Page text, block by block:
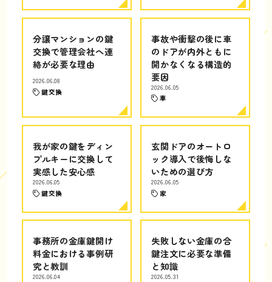
分譲マンションの鍵
交換で管理会社へ連
絡が必要な理由
2026.06.08
鍵交換
事故や衝撃の後に車
のドアが内外ともに
開かなくなる構造的
要因
2026.06.05
車
我が家の鍵をディン
プルキーに交換して
実感した安心感
2026.06.05
鍵交換
玄関ドアのオートロ
ック導入で後悔しな
いための選び方
2026.06.05
家
事務所の金庫鍵開け
料金における事例研
究と教訓
2026.06.04
失敗しない金庫の合
鍵注文に必要な準備
と知識
2026.05.31